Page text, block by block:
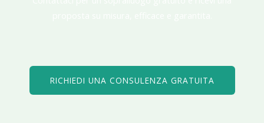
RICHIEDI UNA CONSULENZA GRATUITA